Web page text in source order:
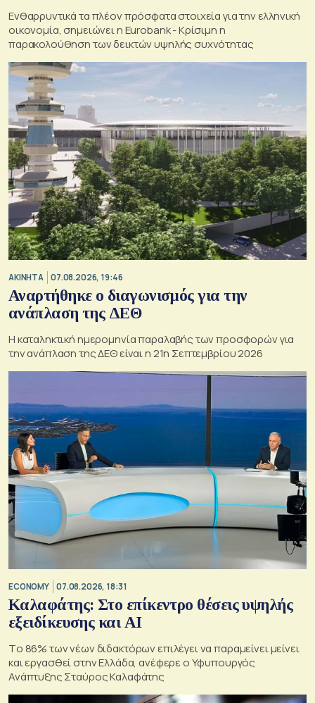
Ενθαρρυντικά τα πλέον πρόσφατα στοιχεία για την ελληνική
οικονομία, σημειώνει η Eurobank - Kρίσιμη η
παρακολούθηση των δεικτών υψηλής συχνότητας
ΑΚΙΝΗΤΑ 07.08.2026, 19:46
Αναρτήθηκε ο διαγωνισμός για την
ανάπλαση της ΔΕΘ
Η καταληκτική ημερομηνία παραλαβής των προσφορών για
την ανάπλαση της ΔΕΘ είναι η 21η Σεπτεμβρίου 2026
ECONOMY 07.08.2026, 18:31
Καλαφάτης: Στο επίκεντρο θέσεις υψηλής
εξειδίκευσης και AI
Tο 86% των νέων διδακτόρων επιλέγει να παραμείνει μείνει
και εργασθεί στην Ελλάδα, ανέφερε ο Υφυπουργός
Ανάπτυξης Σταύρος Καλαφάτης